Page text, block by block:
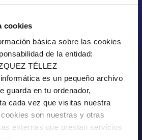
cookies
básica sobre las cookies
de la entidad:
TÉLLEZ
es un pequeño archivo
guarda en tu ordenador,
cada vez que visitas nuestra
son nuestras y otras
externas que prestan servicios
que optimizan la
y facilitan la gestión de tu